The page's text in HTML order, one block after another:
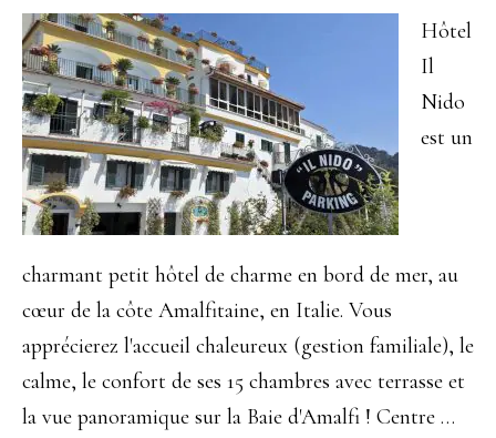
en
Italie
Hôtel
Il
Nido
est un
charmant petit hôtel de charme en bord de mer, au
cœur de la côte Amalfitaine, en Italie. Vous
apprécierez l'accueil chaleureux (gestion familiale), le
calme, le confort de ses 15 chambres avec terrasse et
la vue panoramique sur la Baie d'Amalfi ! Centre …